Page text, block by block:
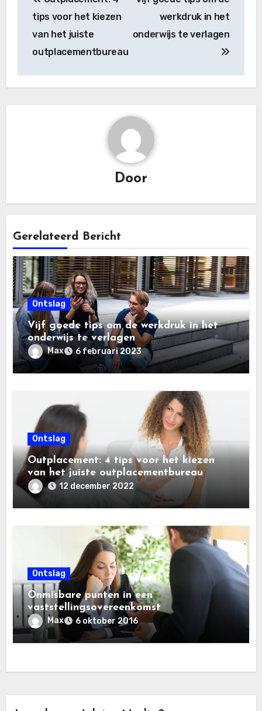
navigatie
tips voor het kiezen
van het juiste
outplacementbureau
werkdruk in het
onderwijs te verlagen
Door
Gerelateerd Bericht
Ontslag
Vijf goede tips om de werkdruk in het
onderwijs te verlagen
Max 6 februari 2023
Ontslag
Outplacement: 4 tips voor het kiezen
van het juiste outplacementbureau
12 december 2022
Ontslag
Onmisbare punten in een
vaststellingsovereenkomst
Max 6 oktober 2016